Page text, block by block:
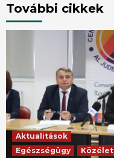
További cikkek
Aktualitások
Egészségügy
Közélet